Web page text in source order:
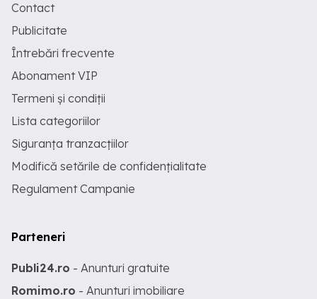
Contact
Publicitate
Întrebări frecvente
Abonament VIP
Termeni și condiții
Lista categoriilor
Siguranța tranzacțiilor
Modifică setările de confidențialitate
Regulament Campanie
Parteneri
Publi24.ro - Anunturi gratuite
Romimo.ro - Anunturi imobiliare